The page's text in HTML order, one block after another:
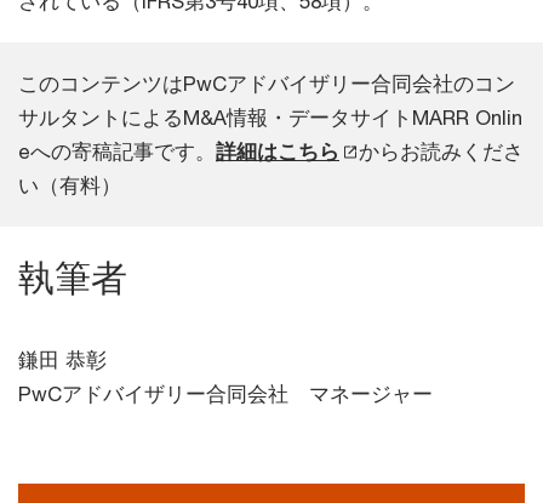
このコンテンツはPwCアドバイザリー合同会社のコン
サルタントによるM&A情報・データサイトMARR Onlin
eへの寄稿記事です。 詳細はこちら
からお読みくださ
い（有料）
執筆者
鎌田 恭彰
PwCアドバイザリー合同会社 マネージャー